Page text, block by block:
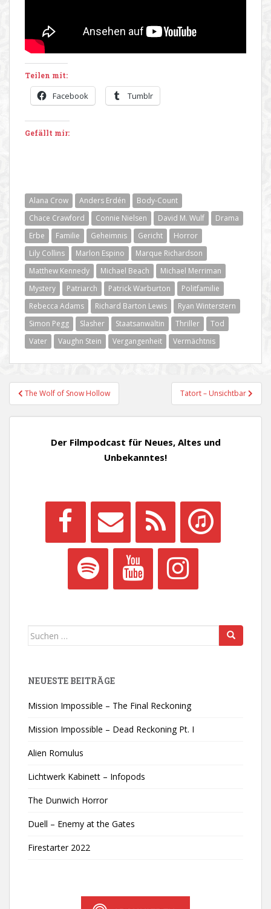
Teilen mit:
Facebook Tumblr
Gefällt mir:
Alana Crow Anders Erdén
Body-Count
Chace Crawford
Connie Nielsen David M. Wulf
Drama
Erbe
Familie Geheimnis Gericht
Horror
Lily Collins
Marlon Espino
Marque Richardson
Matthew Kennedy
Michael Beach
Michael Merriman
Mystery
Patriarch Patrick Warburton
Politfamilie
Rebecca Adams
Richard Barton Lewis
Ryan Winterstern
Simon Pegg
Slasher Staatsanwältin Thriller
Tod
Vater
Vaughn Stein Vergangenheit Vermächtnis
Beitragsnavigation
The Wolf of Snow Hollow Tatort – Unsichtbar
Der Filmpodcast für Neues, Altes und
Unbekanntes!
Suchen
NEUESTE BEITRÄGE
Mission Impossible – The Final Reckoning
Mission Impossible – Dead Reckoning Pt. I
Alien Romulus
Lichtwerk Kabinett – Infopods
The Dunwich Horror
Duell – Enemy at the Gates
Firestarter 2022